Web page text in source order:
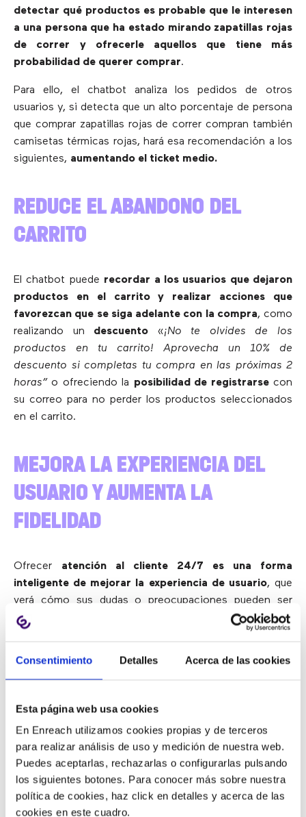
Consentimiento Detalles Acerca de las cookies
Esta página web usa cookies
En Enreach utilizamos cookies propias y de terceros
para realizar análisis de uso y medición de nuestra web.
Puedes aceptarlas, rechazarlas o configurarlas pulsando
los siguientes botones. Para conocer más sobre nuestra
política de cookies, haz click en detalles y acerca de las
cookies en este cuadro.
detectar qué productos es probable que le interesen
a una persona que ha estado mirando zapatillas rojas
de correr y ofrecerle aquellos que tiene más
probabilidad de querer comprar.
Para ello, el chatbot analiza los pedidos de otros
usuarios y, si detecta que un alto porcentaje de persona
que comprar zapatillas rojas de correr compran también
camisetas térmicas rojas, hará esa recomendación a los
siguientes, aumentando el ticket medio.
REDUCE EL ABANDONO DEL
CARRITO
El chatbot puede recordar a los usuarios que dejaron
productos en el carrito y realizar acciones que
favorezcan que se siga adelante con la compra, como
realizando un descuento «¡No te olvides de los
productos en tu carrito! Aprovecha un 10% de
descuento si completas tu compra en las próximas 2
horas”o ofreciendo la posibilidad de registrarsecon
su correo para no perder los productos seleccionados
en el carrito.
MEJORA LA EXPERIENCIA DEL
USUARIO Y AUMENTA LA
FIDELIDAD
Ofrecer atención al cliente 24/7 es una forma
inteligente de mejorar la experiencia de usuario, que
verá cómo sus dudas o preocupaciones pueden ser
resueltas en cualquier momento del día: ¿cómo
devuelvo un pedido? ¿Cuándo llegará mi compra?
Si conseguimos responder de forma rápida y eficaz a
probabilidades de que vuelvan a comprar en nuestro
ecommerce se incrementan notablemente, y el
chatbot es nuestro gran aliado.
EVA: EL CHATBOT PARA